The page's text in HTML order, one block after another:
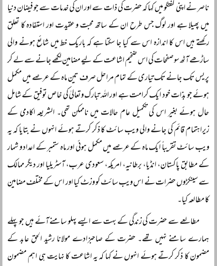
ناصر نے اپنی گفتگو میں کہا کہ حضرت کی ذات سے اور ان کی خدمات سے جو فیضان دنیا
میں پھیلا ہے اور لوگ جس طرح ان کے ساتھ محبت و عقیدت اور استفادہ کا تعلق
رکھتے ہیں اس کا اندازہ اس سے کیا جا سکتا ہے کہ باریک خط میں شائع ہونے والی
ساڑھے آٹھ سو صفحات کی اس ضخیم اشاعت کے لیے مضامین لکھے جانے سے لے کر
پریس تک جانے تک تیاری کے تمام مراحل صرف تین ماہ کے عرصے میں مکمل
ہوئے جو بذات خود ایک کرامت ہے اور اللہ تبارک وتعالیٰ کی خاص توفیق کے شامل
حال ہوئے بغیر اس کی تکمیل عام حالات میں ناممکن تھی۔ الشریعہ اکادمی کے
زیراہتمام قائم کی جانے والی ویب سائٹ کا ذکر کرتے ہوئے انہوں نے بتایا کہ یہ
ویب سائٹ تقریباً ایک ماہ کے عرصے میں مکمل ہوئی اور ماہ ستمبر کے اعداد و شمار
کے مطابق پاکستان، انڈیا، برطانیہ، امریکہ، سعودی عرب، آسٹریلیا اور دیگر ممالک
سے سینکڑوں حضرات نے اس ویب سائٹ کو وزٹ کیا اور اس کے مختلف مضامین
کا مطالعہ کیا۔
مطالعے سے حضرت کی زندگی کے بہت سے ایسے پہلو سامنے آئے ہیں جو پہلے
ہمارے سامنے نہیں تھے۔ حضرت کے صاحبزادے مولانا رشید الحق عابد کے
مضمون کا ذکر کرتے ہوئے انہوں نے کہا کہ یہ اشاعت کا نہایت ہی اہم مضمون